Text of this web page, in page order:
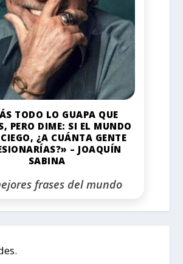
TODO LO GUAPA QUE
PERO DIME: SI EL MUNDO
¿A CUÁNTA GENTE
– JOAQUÍN
SABINA
frases del mundo